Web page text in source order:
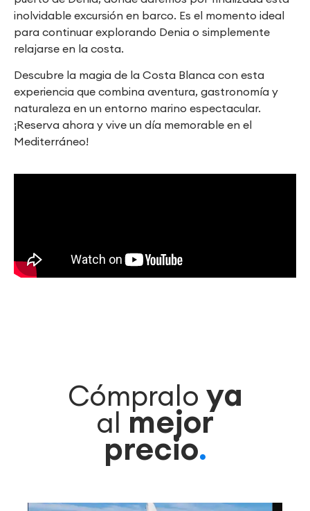
inolvidable excursión en barco. Es el momento ideal
para continuar explorando Denia o simplemente
relajarse en la costa.
Descubre la magia de la Costa Blanca con esta
experiencia que combina aventura, gastronomía y
naturaleza en un entorno marino espectacular.
¡Reserva ahora y vive un día memorable en el
Mediterráneo!
Cómpralo ya
al mejor
precio.